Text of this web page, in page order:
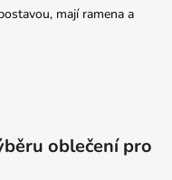
mají ramena a
oblečení pro